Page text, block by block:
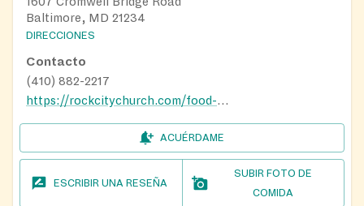
Baltimore, MD 21234
DIRECCIONES
Contacto
(410) 882-2217
https://rockcitychurch.com/food-pantry/
ACUÉRDAME
ESCRIBIR UNA RESEÑA
SUBIR FOTO DE
COMIDA